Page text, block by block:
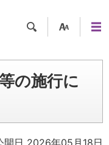
ツー
ル
ュー
の施行に
開日 2026年05月18日